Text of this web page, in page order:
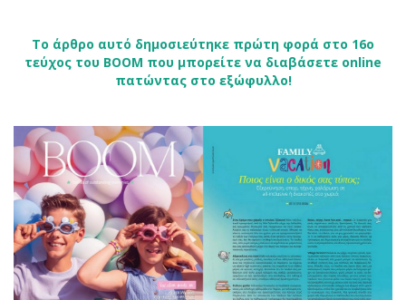
Το άρθρο αυτό δημοσιεύτηκε πρώτη φορά στο 16ο
τεύχος του BOOM που μπορείτε να διαβάσετε online
πατώντας στο εξώφυλλο!